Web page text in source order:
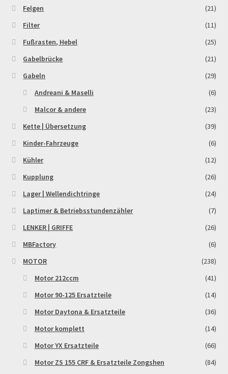
Felgen
(21)
Filter
(11)
Fußrasten, Hebel
(25)
Gabelbrücke
(21)
Gabeln
(29)
Andreani & Maselli
(6)
Malcor & andere
(23)
Kette | Übersetzung
(39)
Kinder-Fahrzeuge
(6)
Kühler
(12)
Kupplung
(26)
Lager | Wellendichtringe
(24)
Laptimer & Betriebsstundenzähler
(7)
LENKER | GRIFFE
(26)
MBFactory
(6)
MOTOR
(238)
Motor 212ccm
(41)
Motor 90-125 Ersatzteile
(14)
Motor Daytona & Ersatzteile
(36)
Motor komplett
(14)
Motor YX Ersatzteile
(66)
Motor ZS 155 CRF & Ersatzteile Zongshen
(84)